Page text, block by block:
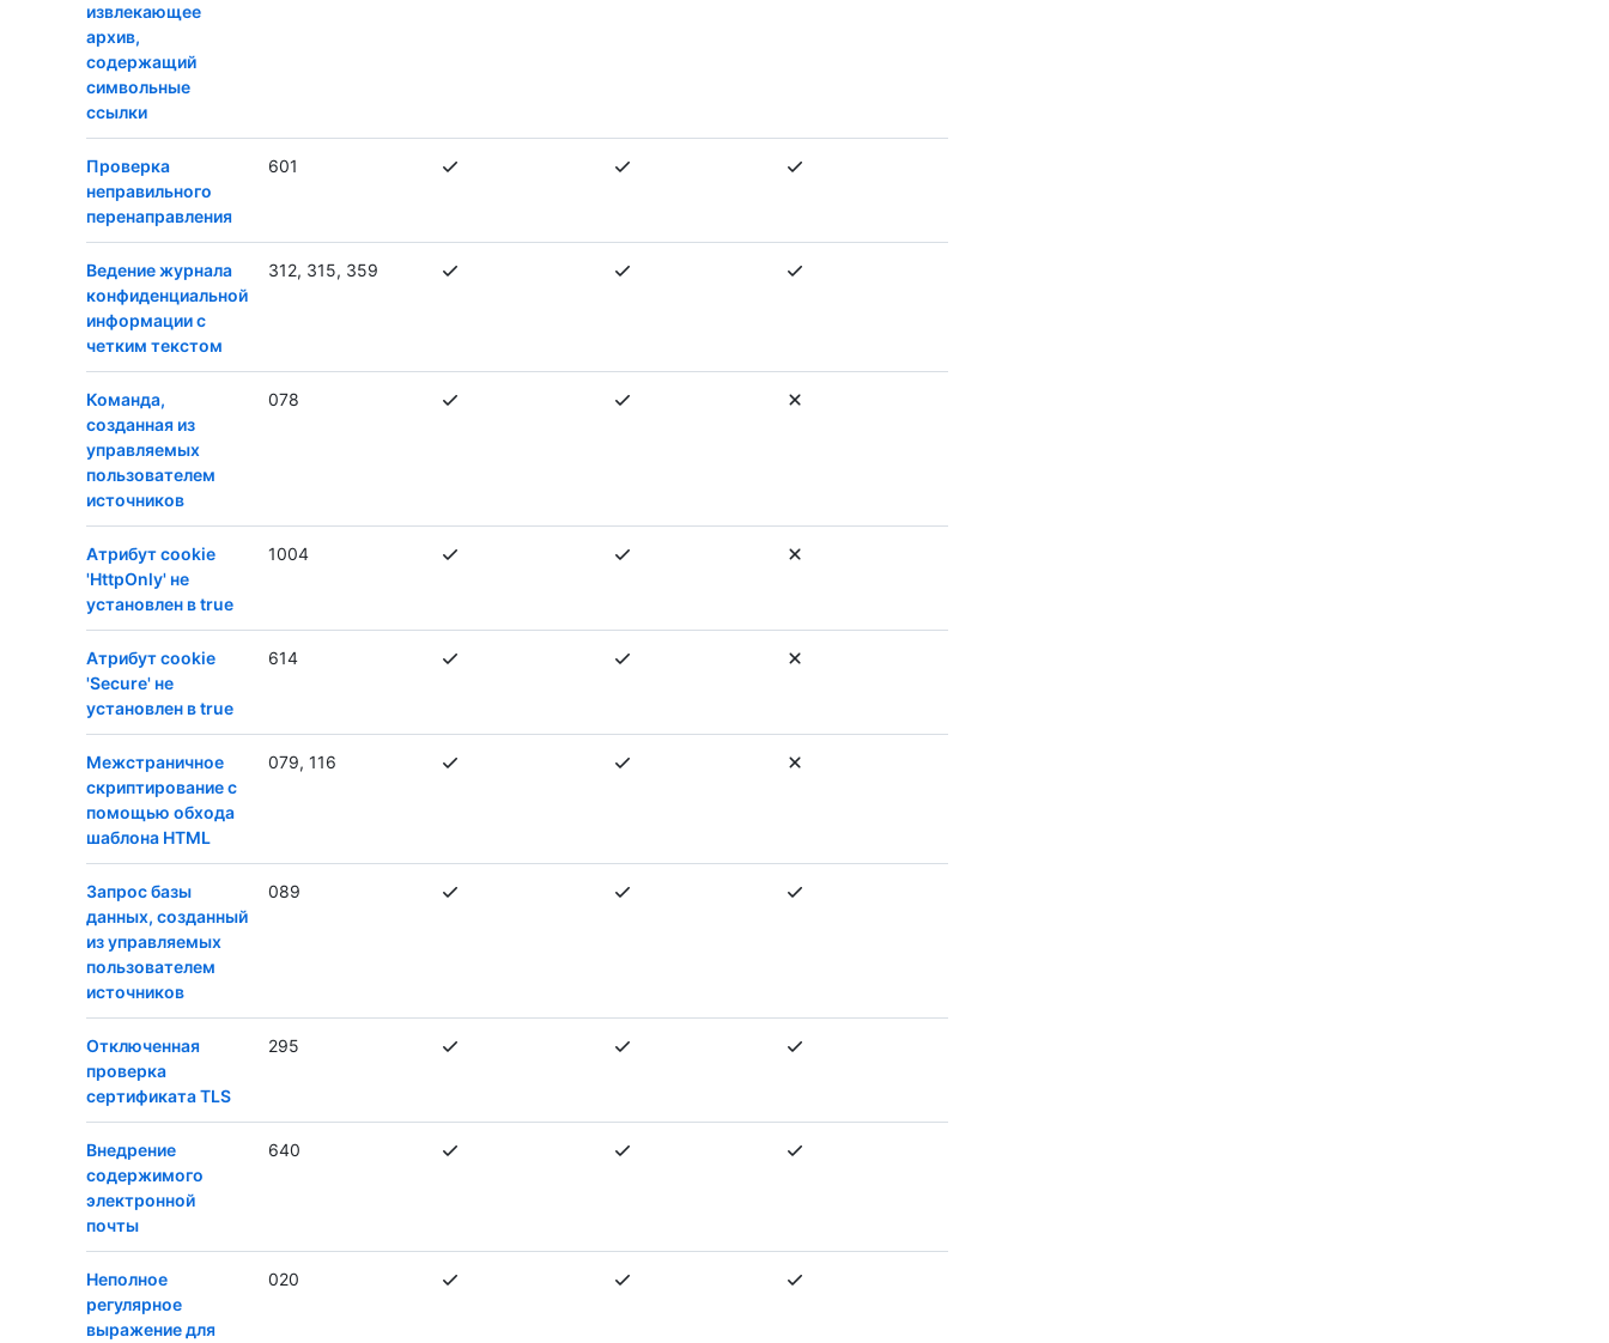
извлекающее
архив,
содержащий
символьные
ссылки
Проверка
неправильного
перенаправления
601
Ведение журнала
конфиденциальной
информации с
четким текстом
312, 315, 359
Команда,
созданная из
управляемых
пользователем
источников
078
Атрибут cookie
'HttpOnly' не
установлен в true
1004
Атрибут cookie
'Secure' не
установлен в true
614
Межстраничное
скриптирование с
помощью обхода
шаблона HTML
079, 116
Запрос базы
данных, созданный
из управляемых
пользователем
источников
089
Отключенная
проверка
сертификата TLS
295
Внедрение
содержимого
электронной
почты
640
Неполное
регулярное
выражение для
020